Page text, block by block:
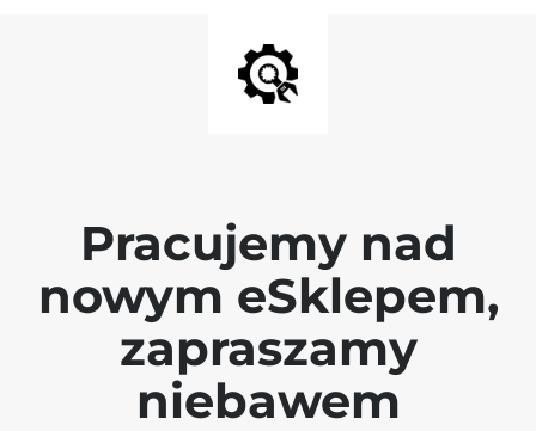
Pracujemy nad
nowym eSklepem,
zapraszamy
niebawem